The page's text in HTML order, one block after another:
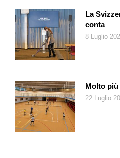
La
conta
8 Luglio
Molto
22 Luglio